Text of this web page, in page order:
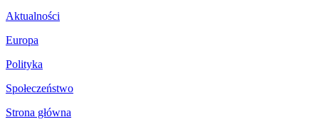
Aktualności
Europa
Polityka
Społeczeństwo
Strona główna